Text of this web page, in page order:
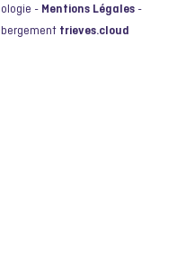
- Mentions Légales -
trieves.cloud